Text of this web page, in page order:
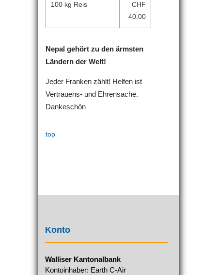
100 kg Reis
CHF
40.00
Nepal gehört zu den ärmsten
Ländern der Welt!
Jeder Franken zählt! Helfen ist
Vertrauens- und Ehrensache.
Dankeschön
top
Konto
Walliser Kantonalbank
Kontoinhaber: Earth C-Air